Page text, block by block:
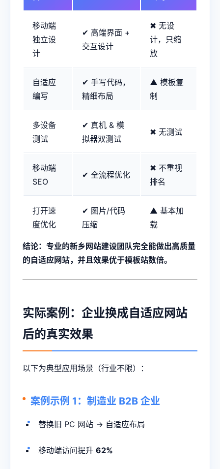
移动端
独立设
计
✔ 高端界面 +
交互设计
✖ 无设
计，只缩
放
自适应
编写
✔ 手写代码，
精细布局
▲ 模板复
制
多设备
测试
✔ 真机 & 模
拟器双测试
✖ 无测试
移动端
SEO
✔ 全流程优化
✖ 不重视
排名
打开速
度优化
✔ 图片/代码
压缩
▲ 基本加
载
结论：专业的新乡网站建设团队完全能做出高质量
的自适应网站，并且效果优于模板站数倍。
实际案例：企业换成自适应网站
后的真实效果
以下为典型应用场景（行业不限）：
案例示例 1：制造业 B2B 企业
替换旧 PC 网站 → 自适应布局
移动端访问提升 62%